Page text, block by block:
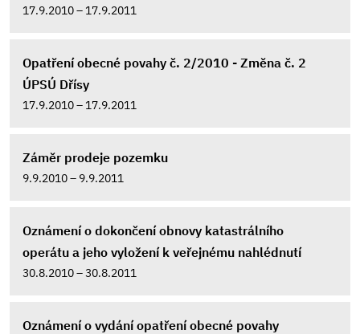
17.9.2010 – 17.9.2011
Opatření obecné povahy č. 2/2010 - Změna č. 2
ÚPSÚ Dřísy
17.9.2010 – 17.9.2011
Záměr prodeje pozemku
9.9.2010 – 9.9.2011
Oznámení o dokončení obnovy katastrálního
operátu a jeho vyložení k veřejnému nahlédnutí
30.8.2010 – 30.8.2011
Oznámení o vydání opatření obecné povahy